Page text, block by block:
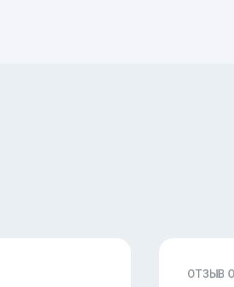
ОТЗЫВ